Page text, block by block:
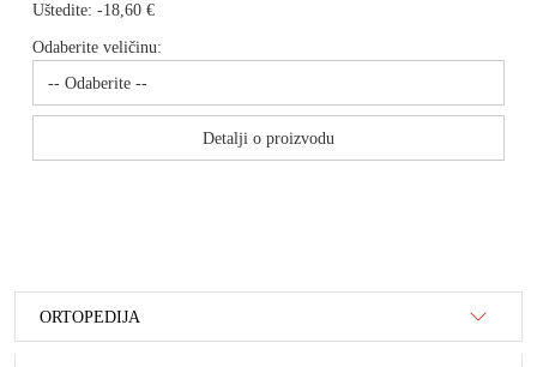
Uštedite: -18,60 €
Odaberite veličinu:
Detalji o proizvodu
ORTOPEDIJA